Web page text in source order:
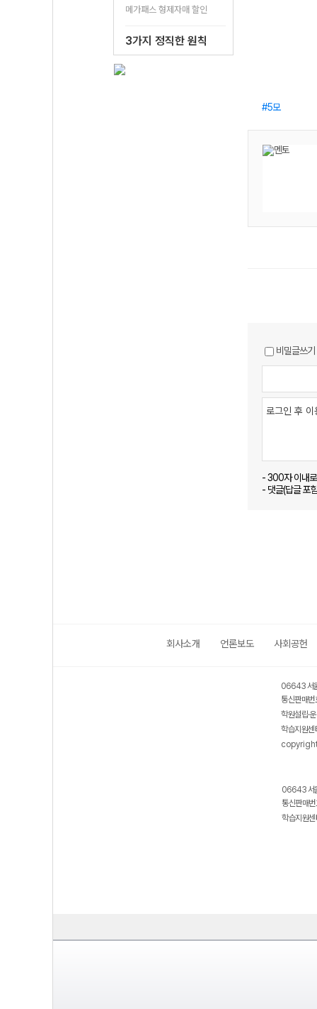
메가패스 형제자매 할인
3가지 정직한 원칙
5모
비밀글쓰기
- 300자 이내
- 댓글(답글 포
회사소개 언론보도 사회공헌
06643 서
통신판매
학원설립·
학습지원
06643 서
통신판매
학습지원